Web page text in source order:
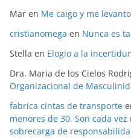
Mar en Me caigo y me levanto
cristianomega en Nunca es
Stella en Elogio a la
Dra. Maria de los Cielos
Organizacional de
fabrica cintas de transporte
menores de 30. Son cada
sobrecarga de